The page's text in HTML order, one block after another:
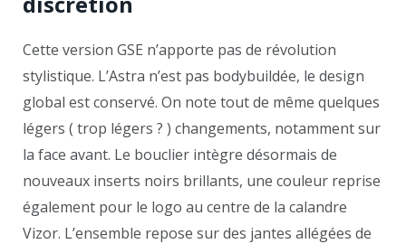
Cette version GSE n’apporte pas de révolution
stylistique. L’Astra n’est pas bodybuildée, le design
global est conservé. On note tout de même quelques
légers ( trop légers ? ) changements, notamment sur
la face avant. Le bouclier intègre désormais de
nouveaux inserts noirs brillants, une couleur reprise
également pour le logo au centre de la calandre
Vizor. L’ensemble repose sur des jantes allégées de